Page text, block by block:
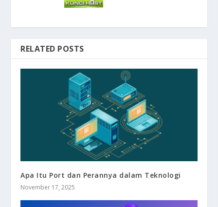
RELATED POSTS
Apa Itu Port dan Perannya dalam Teknologi
November 17, 2025